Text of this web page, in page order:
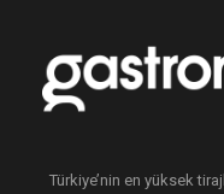
Türkiye’nin en yüksek